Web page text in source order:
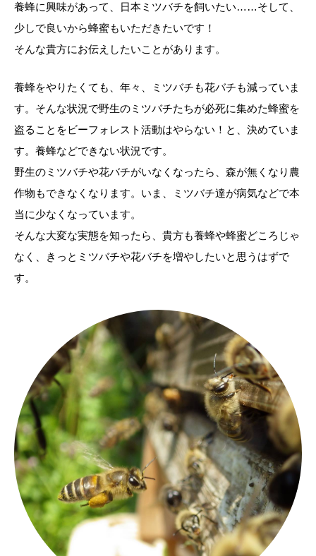
養蜂に興味があって、日本ミツバチを飼いたい……そして、
少しで良いから蜂蜜もいただきたいです！
そんな貴方にお伝えしたいことがあります。
養蜂をやりたくても、年々、ミツバチも花バチも減っていま
す。そんな状況で野生のミツバチたちが必死に集めた蜂蜜を
盗ることをビーフォレスト活動はやらない！と、決めていま
す。養蜂などできない状況です。
野生のミツバチや花バチがいなくなったら、森が無くなり農
作物もできなくなります。いま、ミツバチ達が病気などで本
当に少なくなっています。
そんな大変な実態を知ったら、貴方も養蜂や蜂蜜どころじゃ
なく、きっとミツバチや花バチを増やしたいと思うはずで
す。